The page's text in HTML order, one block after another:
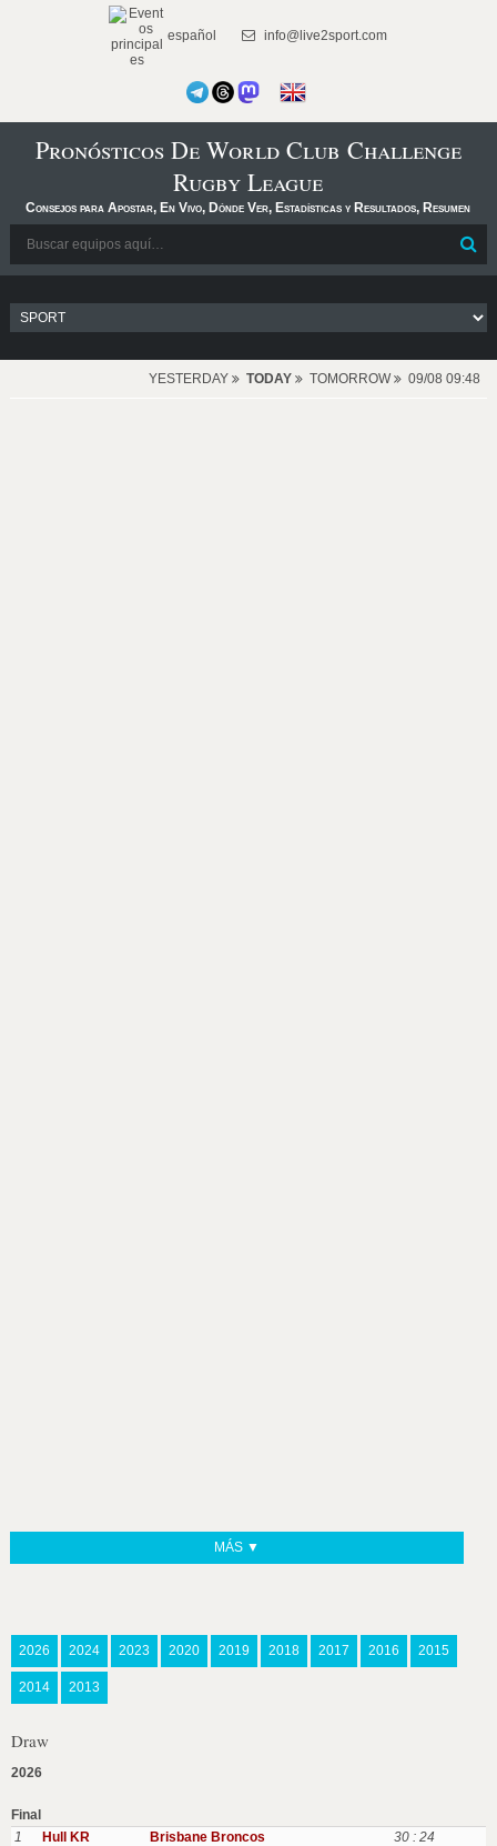
español info@live2sport.com
Pronósticos De World Club Challenge
Rugby League
Consejos para Apostar, En Vivo, Dónde Ver, Estadísticas y Resultados, Resumen
YESTERDAY TODAY TOMORROW 09/08 09:48
MÁS ▼
2026 2024 2023 2020 2019 2018 2017 2016 2015
2014 2013
Draw
2026
Final
1
Hull KR Brisbane Broncos 30 : 24